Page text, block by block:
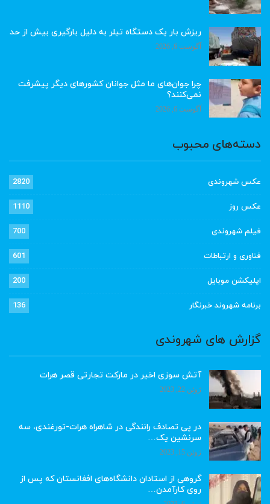
ریزش بار یک دستگاه تیلر به دلیل بارگیری بیش از حد
آگوست 6, 2026
چرا جوان‌های ما مثل جوانان کشورهای دیگر پیشرفت
نمی‌کنند؟
آگوست 6, 2026
دسته‌های محبوب
عکس شهروندی 2820
عکس روز 1110
فیلم شهروندی 700
فناوری و ارتباطات 601
اپلیکشن موبایل 200
برنامه شهروند خبرنگار 136
گزارش های شهروندی
آتش سوزی اخیر در مارکت تجارتی قصر هرات
ژوئن 22, 2023
در پی تصادف رانندگی در شاهراه هرات-تورغندی، سه
سرنشین یک…
ژوئن 15, 2023
گروهی از استادان دانشگاه‌های افغانستان که پس از
روی کارآمدن…